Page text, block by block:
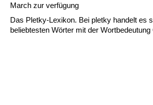
March zur verfügung
Das Pletky-Lexikon. Bei pletky handelt es
beliebtesten Wörter mit der